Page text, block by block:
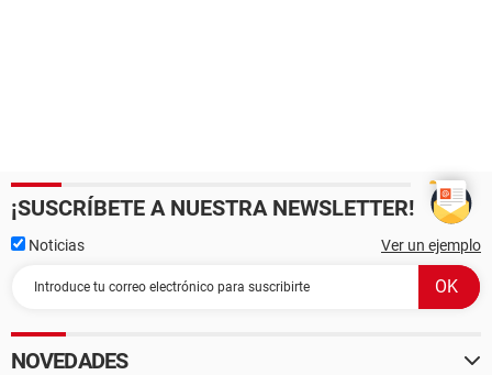
¡SUSCRÍBETE A NUESTRA NEWSLETTER!
Noticias Ver un ejemplo
NOVEDADES